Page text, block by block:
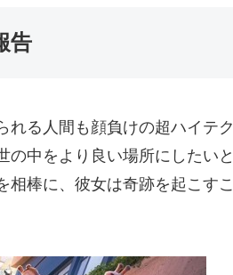
告
れる人間も顔負けの超ハイテク
の中をより良い場所にしたいと
相棒に、彼女は奇跡を起こすこ